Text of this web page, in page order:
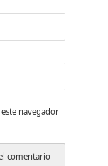
navegador